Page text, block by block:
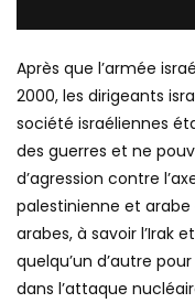
Après que l’armée
2000, les dirigeants
société israéliennes
des guerres et ne
d’agression contre
palestinienne et
arabes, à savoir l’Irak
quelqu’un d’autre
dans l’attaque